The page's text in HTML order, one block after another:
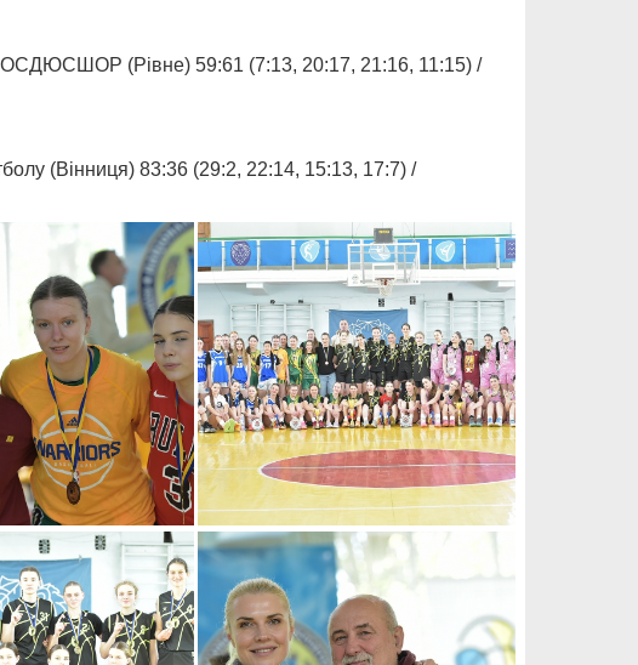
(Рівне) 59:61 (7:13, 20:17, 21:16, 11:15) /
(Вінниця) 83:36 (29:2, 22:14, 15:13, 17:7) /